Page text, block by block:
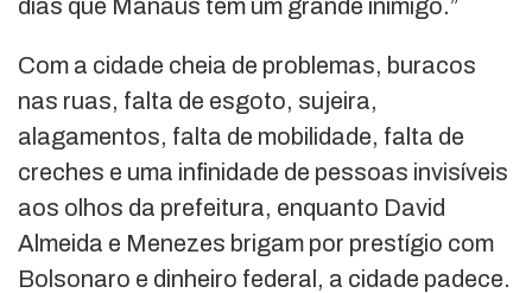
dias que Manaus tem um grande inimigo.”
Com a cidade cheia de problemas, buracos
nas ruas, falta de esgoto, sujeira,
alagamentos, falta de mobilidade, falta de
creches e uma infinidade de pessoas invisíveis
aos olhos da prefeitura, enquanto David
Almeida e Menezes brigam por prestígio com
Bolsonaro e dinheiro federal, a cidade padece.